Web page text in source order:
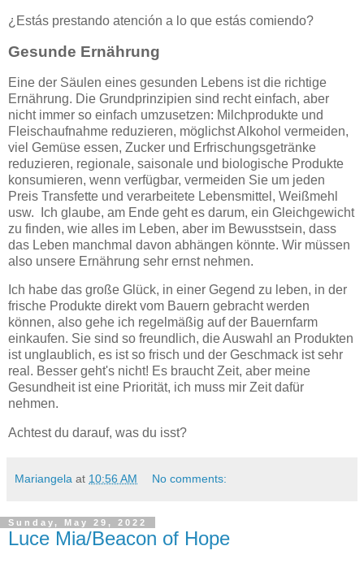
¿Estás prestando atención a lo que estás comiendo?
Gesunde Ernährung
Eine der Säulen eines gesunden Lebens ist die richtige
Ernährung. Die Grundprinzipien sind recht einfach, aber
nicht immer so einfach umzusetzen: Milchprodukte und
Fleischaufnahme reduzieren, möglichst Alkohol vermeiden,
viel Gemüse essen, Zucker und Erfrischungsgetränke
reduzieren, regionale, saisonale und biologische Produkte
konsumieren, wenn verfügbar, vermeiden Sie um jeden
Preis Transfette und verarbeitete Lebensmittel, Weißmehl
usw. Ich glaube, am Ende geht es darum, ein Gleichgewicht
zu finden, wie alles im Leben, aber im Bewusstsein, dass
das Leben manchmal davon abhängen könnte. Wir müssen
also unsere Ernährung sehr ernst nehmen.
Ich habe das große Glück, in einer Gegend zu leben, in der
frische Produkte direkt vom Bauern gebracht werden
können, also gehe ich regelmäßig auf der Bauernfarm
einkaufen. Sie sind so freundlich, die Auswahl an Produkten
ist unglaublich, es ist so frisch und der Geschmack ist sehr
real. Besser geht's nicht! Es braucht Zeit, aber meine
Gesundheit ist eine Priorität, ich muss mir Zeit dafür
nehmen.
Achtest du darauf, was du isst?
Mariangela at 10:56 AM No comments:
Sunday, May 29, 2022
Luce Mia/Beacon of Hope